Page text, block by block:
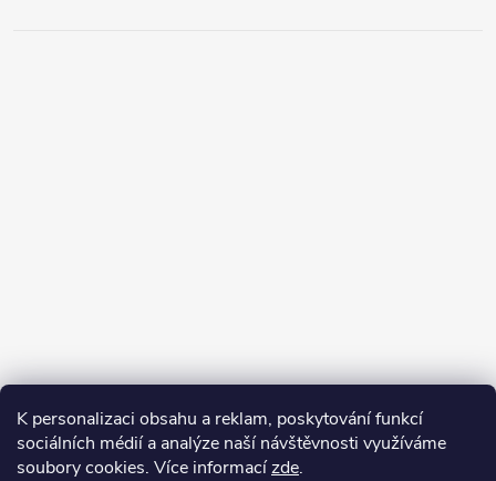
K personalizaci obsahu a reklam, poskytování funkcí
sociálních médií a analýze naší návštěvnosti využíváme
soubory cookies. Více informacízde.